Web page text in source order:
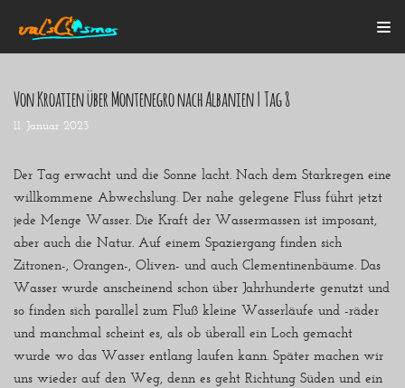
Zum
Inhalt
Startseite
Blogroll
Über mich
Kontakt
Von Kroatien über Montenegro nach Albanien | Tag 8
11. Januar 2023
Der Tag erwacht und die Sonne lacht. Nach dem Starkregen eine
willkommene Abwechslung. Der nahe gelegene Fluss führt jetzt
jede Menge Wasser. Die Kraft der Wassermassen ist imposant,
aber auch die Natur. Auf einem Spaziergang finden sich
Zitronen-, Orangen-, Oliven- und auch Clementinenbäume. Das
Wasser wurde anscheinend schon über Jahrhunderte genutzt und
so finden sich parallel zum Fluß kleine Wasserläufe und -räder
und manchmal scheint es, als ob überall ein Loch gemacht
wurde wo das Wasser entlang laufen kann. Später machen wir
uns wieder auf den Weg, denn es geht Richtung Süden und ein